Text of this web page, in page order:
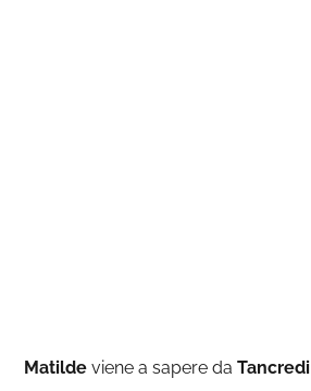
Matilde viene a sapere daTancredi